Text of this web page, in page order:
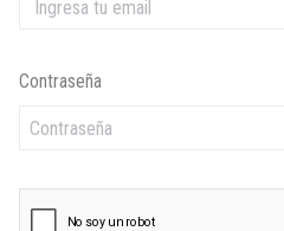
Contraseña